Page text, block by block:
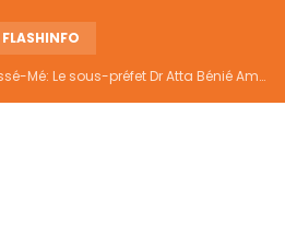
FLASHINFO
Indépendance 2026 À Yakassé-Mé: Le sous-préfet Dr Atta Bénié Amédé appelle à l’unité, à la sécurité et au développement